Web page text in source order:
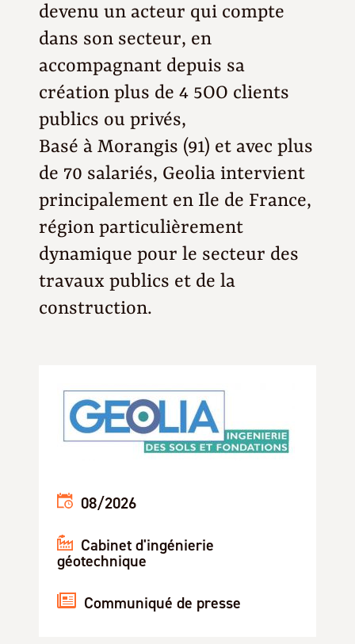
devenu un acteur qui compte
dans son secteur, en
accompagnant depuis sa
création plus de 4 5OO clients
publics ou privés,
Basé à Morangis (91) et avec plus
de 70 salariés, Geolia intervient
principalement en Ile de France,
région particulièrement
dynamique pour le secteur des
travaux publics et de la
construction.
08/2026
Cabinet d'ingénierie
géotechnique
Communiqué de presse